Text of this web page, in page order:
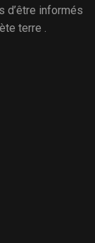
d’être informés
terre .